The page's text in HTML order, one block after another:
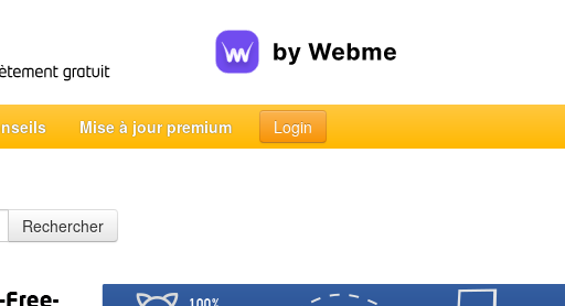
Mise à jour premium Login
Rechercher